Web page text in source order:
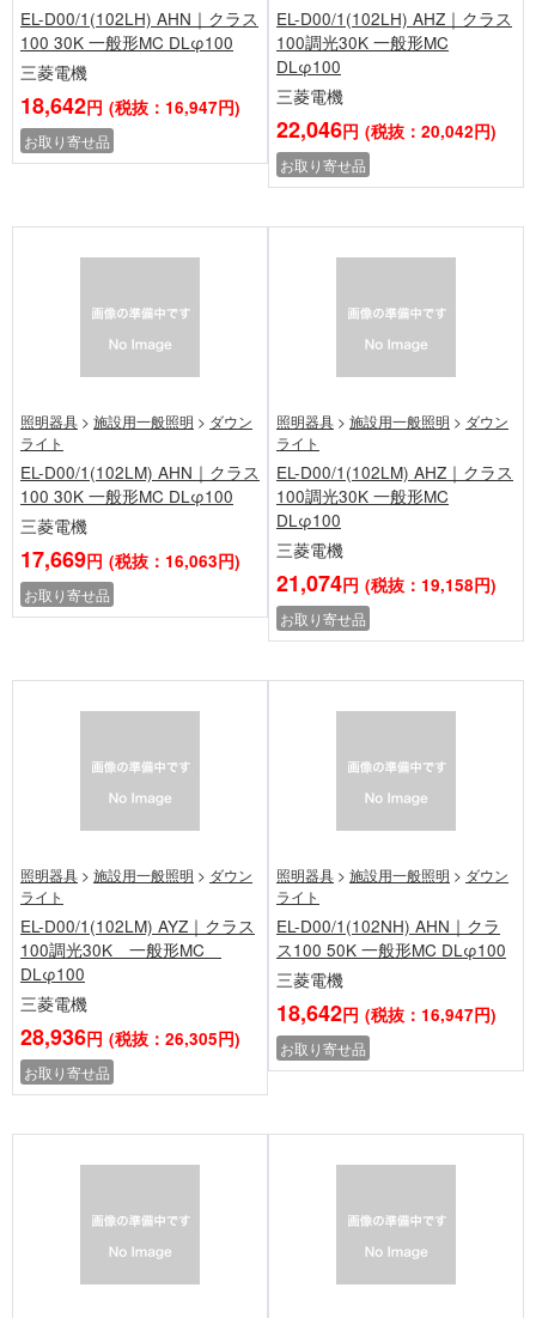
EL-D00/1(102LH) AHN｜クラス
100 30K 一般形MC DLφ100
三菱電機
18,642円 (税抜：16,947円)
お取り寄せ品
EL-D00/1(102LH) AHZ｜クラス
100調光30K 一般形MC
DLφ100
三菱電機
22,046円 (税抜：20,042円)
お取り寄せ品
照明器具 > 施設用一般照明 > ダウン
ライト
EL-D00/1(102LM) AHN｜クラス
100 30K 一般形MC DLφ100
三菱電機
17,669円 (税抜：16,063円)
お取り寄せ品
照明器具 > 施設用一般照明 > ダウン
ライト
EL-D00/1(102LM) AHZ｜クラス
100調光30K 一般形MC
DLφ100
三菱電機
21,074円 (税抜：19,158円)
お取り寄せ品
照明器具 > 施設用一般照明 > ダウン
ライト
EL-D00/1(102LM) AYZ｜クラス
100調光30K 一般形MC
DLφ100
三菱電機
28,936円 (税抜：26,305円)
お取り寄せ品
照明器具 > 施設用一般照明 > ダウン
ライト
EL-D00/1(102NH) AHN｜クラ
ス100 50K 一般形MC DLφ100
三菱電機
18,642円 (税抜：16,947円)
お取り寄せ品